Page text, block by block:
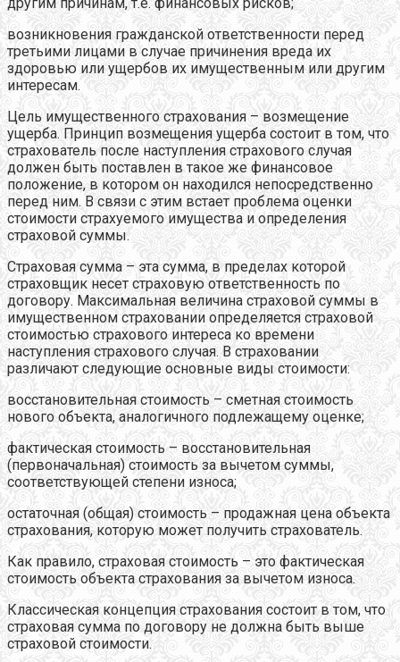
возникновения гражданской ответственности перед
третьими лицами в случае причинения вреда их
здоровью или ущербов их имущественным или другим
интересам.
Цель имущественного страхования – возмещение
ущерба. Принцип возмещения ущерба состоит в том, что
страхователь после наступления страхового случая
должен быть поставлен в такое же финансовое
положение, в котором он находился непосредственно
перед ним. В связи с этим встает проблема оценки
стоимости страхуемого имущества и определения
страховой суммы.
Страховая сумма – эта сумма, в пределах которой
страховщик несет страховую ответственность по
договору. Максимальная величина страховой суммы в
имущественном страховании определяется страховой
стоимостью страхового интереса ко времени
наступления страхового случая. В страховании
различают следующие основные виды стоимости:
восстановительная стоимость – сметная стоимость
нового объекта, аналогичного подлежащему оценке;
фактическая стоимость – восстановительная
(первоначальная) стоимость за вычетом суммы,
соответствующей степени износа;
остаточная (общая) стоимость – продажная цена объекта
страхования, которую может получить страхователь.
Как правило, страховая стоимость – это фактическая
стоимость объекта страхования за вычетом износа.
Классическая концепция страхования состоит в том, что
страховая сумма по договору не должна быть выше
страховой стоимости.